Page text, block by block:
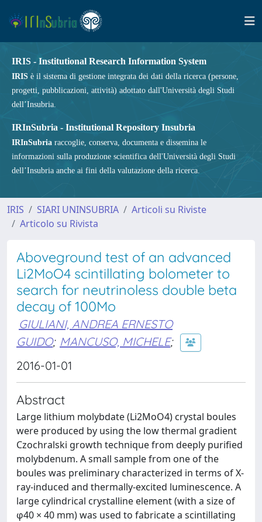
IRIS - Institutional Research Information System
IRIS è il sistema di gestione integrata dei dati della ricerca (persone,
progetti, pubblicazioni, attività) adottato dall'Università degli Studi
dell’Insubria.
IRInSubria - Institutional Repository Insubria
IRInSubria raccoglie, conserva, documenta e dissemina le
informazioni sulla produzione scientifica dell'Università degli Studi
dell’Insubria anche ai fini della valutazione della ricerca.
IRIS SIARI UNINSUBRIA
Articoli su Riviste
Articolo su Rivista
Aboveground test of an advanced
Li2MoO4 scintillating bolometer to
search for neutrinoless double beta
decay of 100Mo
GIULIANI, ANDREA ERNESTO
GUIDO; MANCUSO, MICHELE;
2016-01-01
Abstract
Large lithium molybdate (Li2MoO4) crystal boules
were produced by using the low thermal gradient
Czochralski growth technique from deeply purified
molybdenum. A small sample from one of the
boules was preliminary characterized in terms of X-
ray-induced and thermally-excited luminescence. A
large cylindrical crystalline element (with a size of
φ40 × 40 mm) was used to fabricate a scintillating